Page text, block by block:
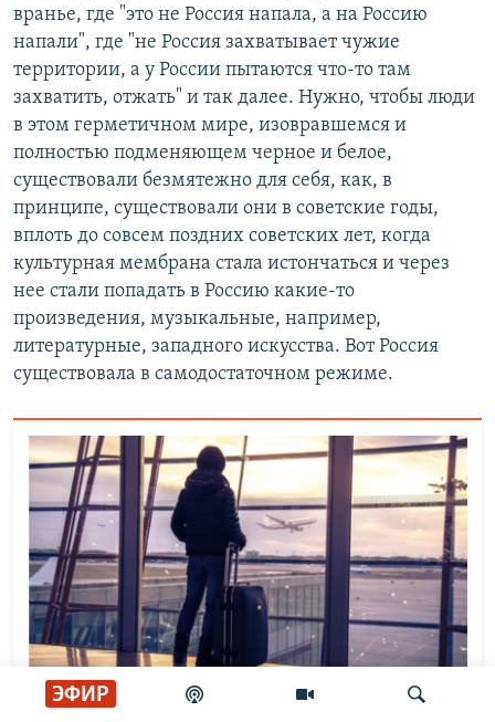
ЭФИР
вранье, где "это не Россия напала, а на Россию
напали", где "не Россия захватывает чужие
территории, а у России пытаются что-то там
захватить, отжать" и так далее. Нужно, чтобы люди
в этом герметичном мире, изовравшемся и
полностью подменяющем черное и белое,
существовали безмятежно для себя, как, в
принципе, существовали они в советские годы,
вплоть до совсем поздних советских лет, когда
культурная мембрана стала истончаться и через
нее стали попадать в Россию какие-то
произведения, музыкальные, например,
литературные, западного искусства. Вот Россия
существовала в самодостаточном режиме.
СМОТРИ ТАКЖЕ